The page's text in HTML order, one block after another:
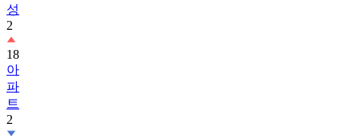
성
2
18
아
파
트
2